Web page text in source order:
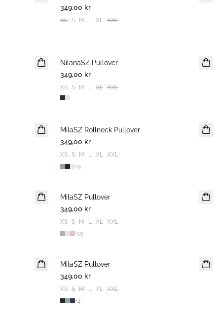
2 FOR 600 SEK
349,00 kr
XS S M L XL XXL
NYHET
NilanaSZ Pullover
349,00 kr
XS S M L XL XXL
2 FOR 600 SEK
MilaSZ Rollneck Pullover
349,00 kr
XS S M L XL XXL
+9
2 FOR 600 SEK
MilaSZ Pullover
349,00 kr
XS S M L XL XXL
+19
2 FOR 600 SEK
MilaSZ Pullover
349,00 kr
XS S M L XL XXL
+4